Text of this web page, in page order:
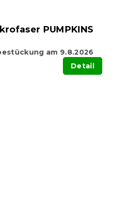
PUMPKINS
am 9.8.2026
Detail